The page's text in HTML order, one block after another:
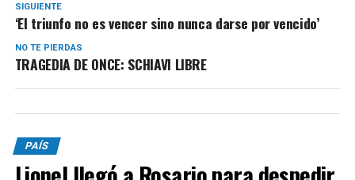
SIGUIENTE
‘El triunfo no es vencer sino nunca darse por vencido’
NO TE PIERDAS
TRAGEDIA DE ONCE: SCHIAVI LIBRE
PAÍS